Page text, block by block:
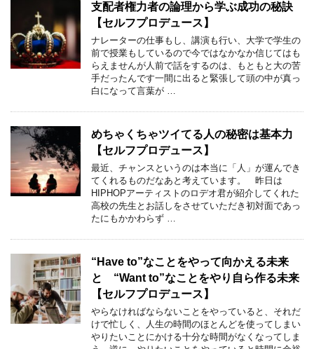
支配者権力者の論理から学ぶ成功の秘訣
【セルフプロデュース】
ナレーターの仕事もし、講演も行い、大学で学生の
前で授業もしているので今ではなかなか信じてはも
らえませんが人前で話をするのは、もともと大の苦
手だったんです一間に出ると緊張して頭の中が真っ
白になって言葉が …
めちゃくちゃツイてる人の秘密は基本力
【セルフプロデュース】
最近、チャンスというのは本当に「人」が運んでき
てくれるものだなあと考えています。 昨日は
HIPHOPアーティストのロデオ君が紹介してくれた
高校の先生とお話しをさせていただき初対面であっ
たにもかかわらず …
“Have to”なことをやって向かえる未来
と “Want to”なことをやり自ら作る未来
【セルフプロデュース】
やらなければならないことをやっていると、それだ
けで忙しく、人生の時間のほとんどを使ってしまい
やりたいことにかける十分な時間がなくなってしま